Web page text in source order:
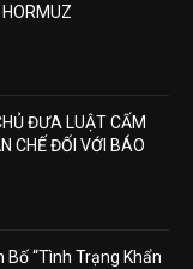
HORMUZ
ĐƯA LUẬT CẤM
CHẾ ĐỐI VỚI BÁO
“Tình Trạng Khẩn